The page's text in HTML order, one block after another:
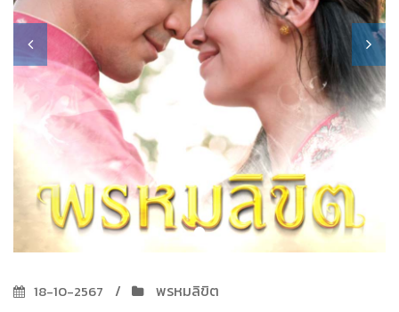
18-10-2567
พรหมลิขิต